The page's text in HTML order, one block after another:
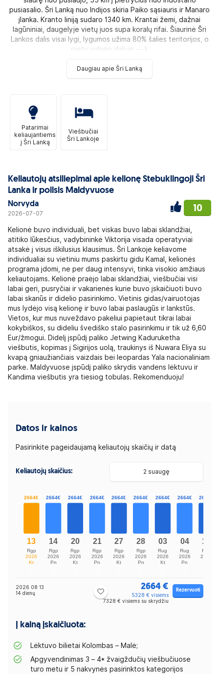
pusiasalio. Šri Lanką nuo Indijos skiria Paiko sąsiauris ir Manaro
įlanka. Kranto liniją sudaro 1340 km. Krantai žemi, dažnai
lagūniniai, daugelyje vietų juos supa koralų rifai. Šiaurinė Šri
Lankos dalis visai lygi, lygumos užima 80% šalies teritorijos, o
pietų vidurio dalyje — k
Daugiau apie Šri Lanką
Patarimai
keliaujantiems
į Šri Lanką
Viešbučiai
Šri Lankoje
Keliautojų atsiliepimai apie kelionę Stebuklingoji Šri
Lanka ir poilsis Maldyvuose
Norvyda
2026-07-07 10
Kelionė buvo individuali, bet viskas buvo labai sklandžiai,
atitiko lūkesčius, vadybininkė Viktorija visada operatyviai
atsakė į visus iškilusius klausimus. Šri Lankoje keliavome
individualiai su vietiniu mums paskirtu gidu Kamal, kelionės
programa įdomi, ne per daug intensyvi, tinka visokio amžiaus
keliautojams. Kelionė praėjo labai sklandžiai, viešbučiai visi
labai geri, pusryčiai ir vakarienės kurie buvo įskaičiuoti buvo
labai skanūs ir didelio pasirinkimo. Vietinis gidas/vairuotojas
mus lydėjo visą kelionę ir buvo labai paslaugūs ir lankstūs.
Vietos, kur mus nuveždavo pakeliui papietaut tikrai labai
kokybiškos, su dideliu švediško stalo pasirinkimu ir tik už 6,60
Eur/žmogui. Didelį įspūdį paliko Jetwing Kaduruketha
viešbutis, kopimas į Sigirijos uolą, traukinys iš Nuwara Eliya su
kvapą gniaužiančiais vaizdais bei leopardas Yala nacionaliniam
parke. Maldyvuose įspūdį paliko skrydis vandens lėktuvu ir
Kandima viešbutis yra tiesiog tobulas. Rekomenduoju!
Datos ir kainos
Pasirinkite pageidaujamą keliautojų skaičių ir datą
Keliautojų skaičius: 2 suaugę
2026 08 13
14 dienų
2664 €
5328 € visiems
7328 € visiems su skrydžiu
Rezervuoti
Į kainą įskaičiuota:
Lėktuvo bilietai Kolombas – Malė;
Apgyvendinimas 3 – 4* žvaigždučių viešbučiuose
turo metu ir 5 nakvynės pasirinktos kategorijos